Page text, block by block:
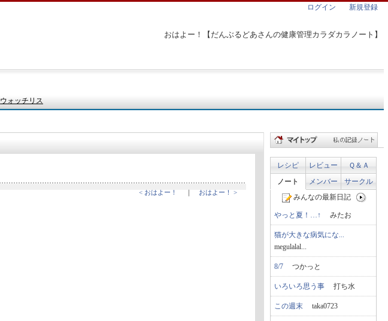
おはよー！【だんぶるどあさんの健康管理カラダカラノート】
ログイン 新規登録
ウォッチリス
< おはよー！ ｜ おはよー！ >
レシピ レビュー
Ｑ＆Ａ
ノート
メンバー
サークル
みんなの最新日記
やっと夏！…↑ みたお
猫が大きな病気にな...
megulalal...
8/7 つかっと
いろいろ思う事 打ち水
この週末 taka0723